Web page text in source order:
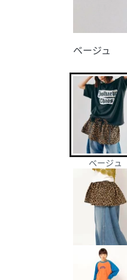
ベージュ
ベージュ